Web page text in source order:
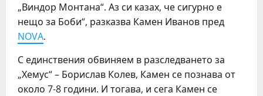
„Виндор Монтана“. Аз си казах, че сигурно е
нещо за Боби“, разказва Камен Иванов пред
NOVA.
С единствения обвиняем в разследването за
„Хемус“ – Борислав Колев, Камен се познава от
около 7-8 години. И тогава, и сега Камен се